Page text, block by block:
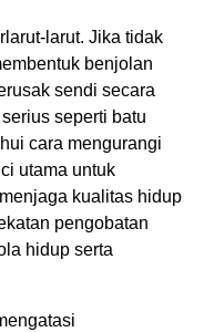
larut. Jika tidak
benjolan
sendi secara
seperti batu
cara mengurangi
utama untuk
kualitas hidup
pengobatan
hidup serta